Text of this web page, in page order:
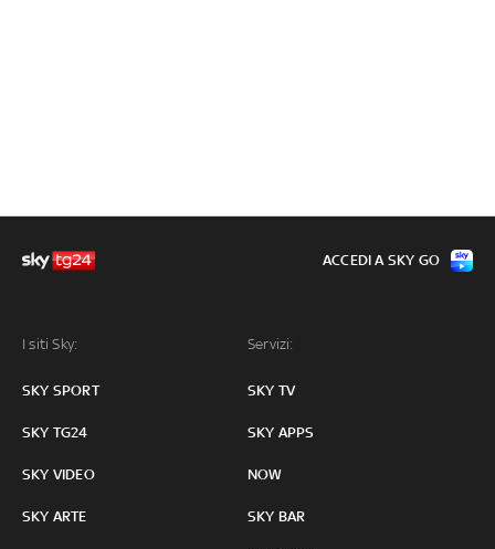
I siti Sky:
SKY SPORT
SKY TG24
SKY VIDEO
SKY ARTE
Servizi:
SKY TV
SKY APPS
NOW
SKY BAR
ACCEDI A SKY GO